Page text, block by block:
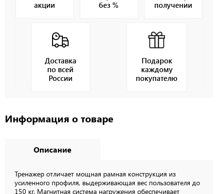
акции
без %
получении
Доставка
по всей
России
Подарок
каждому
покупателю
Информация о товаре
Описание
Тренажер отличает мощная рамная конструкция из
усиленного профиля, выдерживающая вес пользователя до
150 кг. Магнитная система нагружения обеспечивает